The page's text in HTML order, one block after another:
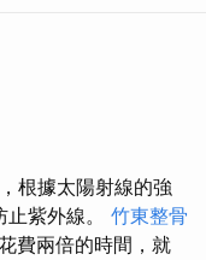
根據太陽射線的強
紫外線。 竹東整骨
費兩倍的時間，就